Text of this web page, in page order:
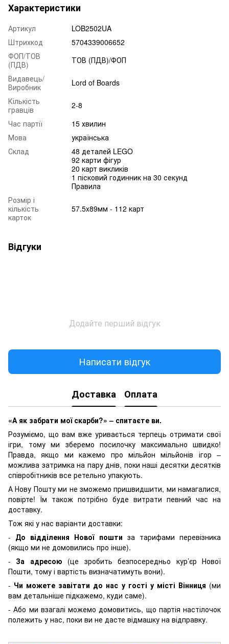
Характеристики
Артикул
LOB2502UA
Штрихкод
5704339006652
ФОП/ТОВ
(ПДВ)
ТОВ (ПДВ)/ФОП
Видавець/
Виробник
Lord of Boards
Кількість
гравців
2-8
Час партії
15 хвилин
Мова
українська
Склад
48 деталей LEGO
92 карти фігур
20 карт викликів
1 пісковий годинник на 30 секунд
Правила
Розмір і
кількість
карток
57.5x89мм - 112 карт
Відгуки
Додайте перший відгук
Написати відгук
Доставка Оплата
«А як забрати мої скарби?» – спитаєте ви.
Розуміємо, що вам вже уривається терпець отримати свої
ігри, тому ми зберемо посилочку максимально швидко!
Правда, якщо ми кажемо про мільйон мільйонів ігор –
можлива затримка на пару днів, поки наші десятки десятків
співробітників все ретельно упакують.
А Нову Пошту ми не зможемо пришвидшити, ми намагалися,
повірте! Їм також потрібно буде витрати певний час на
доставку.
Тож які у нас варіанти доставки:
- До відділення Нової пошти за тарифами перевізника
(якщо ми не домовились про інше).
- За адресою (це зробить безпосередньо кур’єр Нової
Пошти, тому і вартість визначатимуть вони).
- Чи можете завітати до нас у гості у місті Вінниця (ми
вам детальніше підкажемо, куди саме).
- Або ми взагалі можемо домовитись, що партія настілочок
полежить у нас, поки ви не дасте відмашку на відправку.